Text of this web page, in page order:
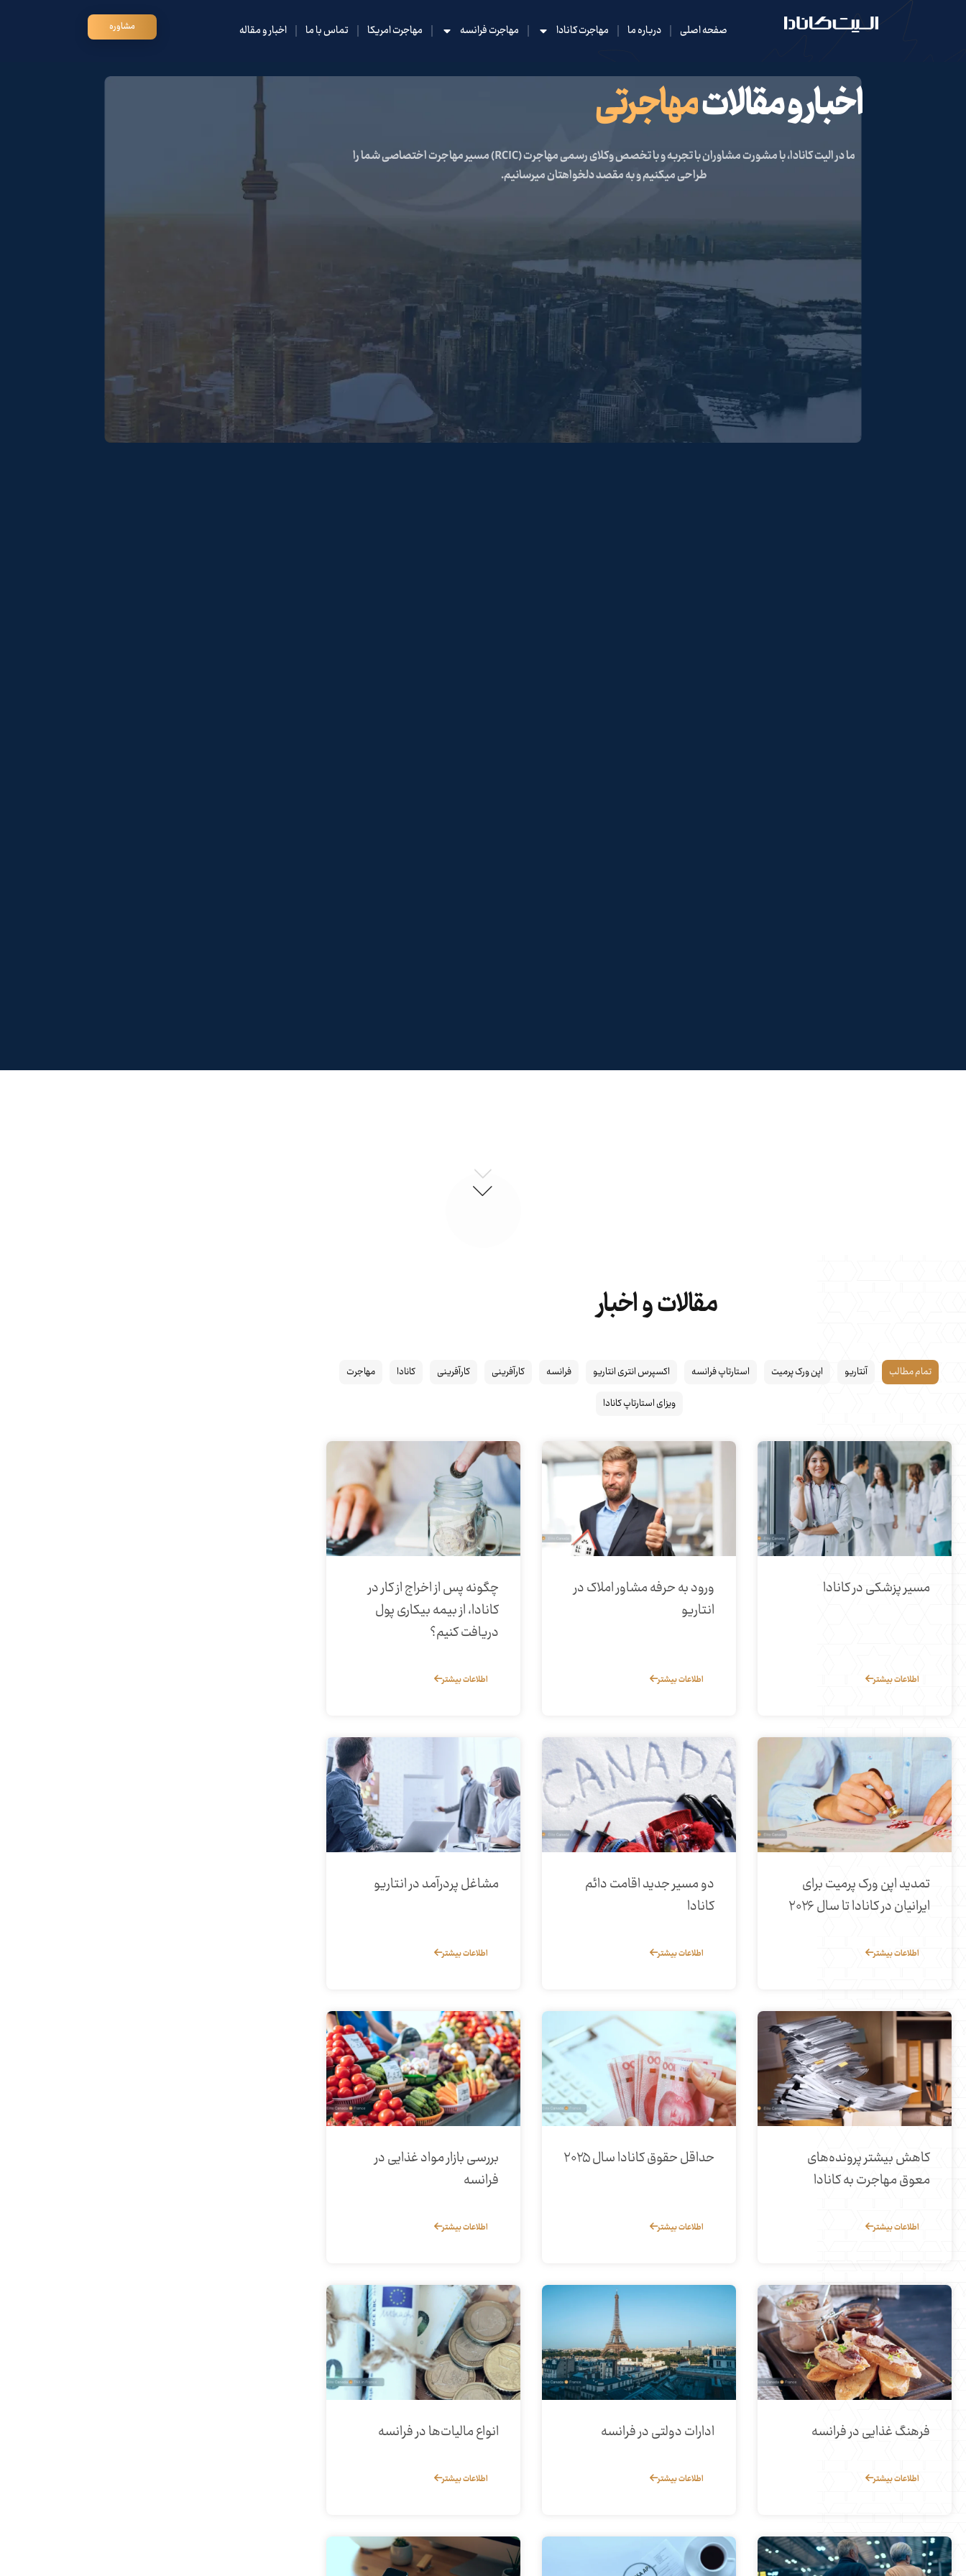
صفحه اصلی درباره ما مهاجرت کانادا مهاجرت فرانسه مهاجرت امریکا تماس با ما اخبار و مقاله مشاوره
اخبار و مقالاتمهاجرتی
ما در الیت کانادا،با مشورت مشاوران با تجربه
و با تخصص وکلای رسمی مهاجرت (RCIC) مسیر مهاجرت اختصاصی شما را
طراحی میکنیم و به مقصد دلخواهتان میرسانیم.
مقالات و اخبار
تمام مطالب آنتاریو اپن ورک پرمیت استارتاپ فرانسه اکسپرس انتری انتاریو فرانسه کارآفرینی کارآفرینی کانادا
مهاجرت
ویزای استارتاپ کانادا
مسیر پزشکی در کانادا
اطلاعات بیشتر
ورود به حرفه مشاور املاک در
انتاریو
اطلاعات بیشتر
چگونه پس از اخراج از کار در
کانادا، از بیمه بیکاری پول
دریافت کنیم؟
اطلاعات بیشتر
تمدید اپن ورک پرمیت برای
ایرانیان در کانادا تا سال ۲۰۲۶
اطلاعات بیشتر
دو مسیر جدید اقامت دائم
کانادا
اطلاعات بیشتر
مشاغل پردرآمد در انتاریو
اطلاعات بیشتر
کاهش بیشتر پرونده‌های
معوق مهاجرت به کانادا
اطلاعات بیشتر
حداقل حقوق کانادا سال ۲۰۲۵
اطلاعات بیشتر
بررسی بازار مواد غذایی در
فرانسه
اطلاعات بیشتر
فرهنگ غذایی در فرانسه
اطلاعات بیشتر
ادارات دولتی در فرانسه
اطلاعات بیشتر
انواع مالیات‌ها در فرانسه
اطلاعات بیشتر